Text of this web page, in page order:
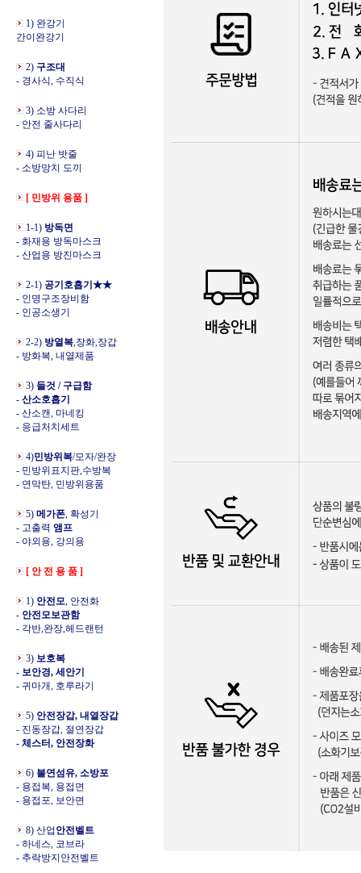
1) 완강기
간이완강기
2) 구조대
- 경사식, 수직식
3) 소방 사다리
- 안전 줄사다리
4) 피난 밧줄
- 소방망치 도끼
[ 민방위 용품 ]
1-1) 방독면
- 화재용 방독마스크
- 산업용 방진마스크
2-1) 공기호흡기★★
- 인명구조장비함
- 인공소생기
2-2) 방열복,장화,장갑
- 방화복, 내열제품
3) 들것 / 구급함
- 산소호흡기
- 산소캔, 마네킹
- 응급처치세트
4)민방위복/모자/완장
- 민방위표지판,수방복
- 연막탄, 민방위용품
5) 메가폰, 확성기
- 고출력 앰프
- 야외용, 강의용
[ 안 전 용 품 ]
1) 안전모, 안전화
- 안전모보관함
- 각반,완장,헤드랜턴
3) 보호복
- 보안경, 세안기
- 귀마개, 호루라기
5) 안전장갑, 내열장갑
- 진동장갑, 절연장갑
- 체스터, 안전장화
6) 불연섬유, 소방포
- 용접복, 용접면
- 용접포, 보안면
8) 산업 안전벨트
- 하네스, 코브라
- 추락방지안전벨트